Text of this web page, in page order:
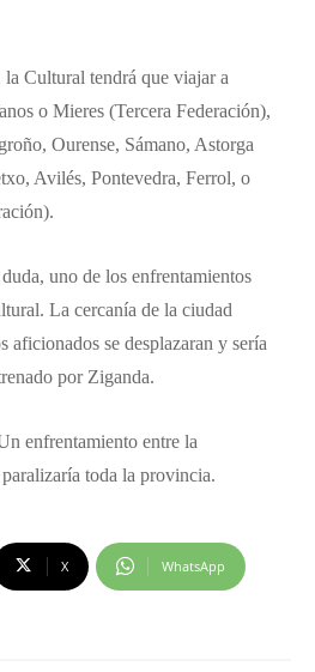
Cultural tendrá que viajar a
o Mieres (Tercera Federación),
Ourense, Sámano, Astorga
Avilés, Pontevedra, Ferrol, o
uno de los enfrentamientos
La cercanía de la ciudad
aficionados se desplazaran y sería
por Ziganda.
enfrentamiento entre la
toda la provincia.
X WhatsApp